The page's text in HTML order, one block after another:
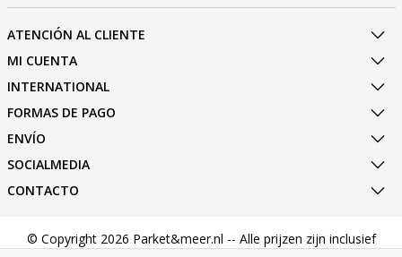
ATENCIÓN AL CLIENTE
MI CUENTA
INTERNATIONAL
FORMAS DE PAGO
ENVÍO
SOCIALMEDIA
CONTACTO
© Copyright 2026 Parket&meer.nl -- Alle prijzen zijn inclusief